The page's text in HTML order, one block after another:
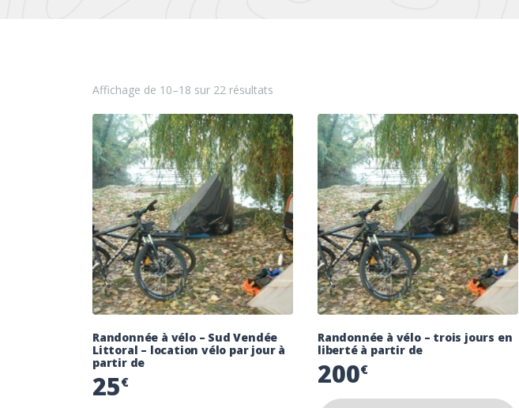
Affichage de 10–18 sur 22 résultats
Randonnée à vélo – Sud Vendée
Littoral – location vélo par jour à
partir de
25€
Randonnée à vélo – trois jours en
liberté à partir de
200€